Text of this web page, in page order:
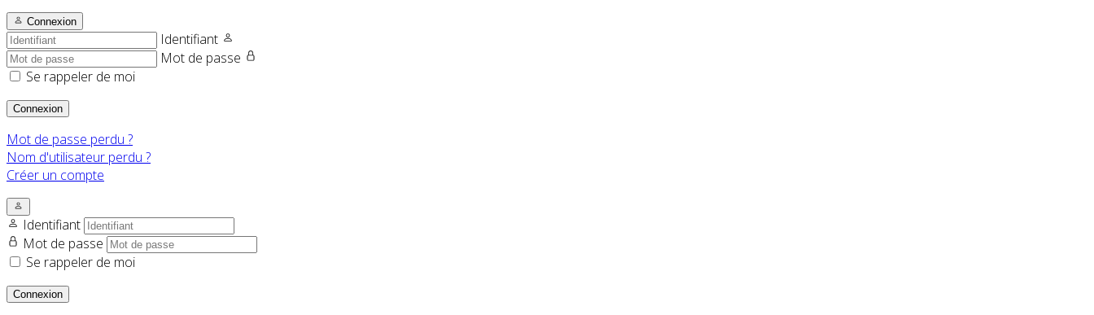
Connexion
Identifiant
Mot de passe
Se rappeler de moi
Connexion
Mot de passe perdu ?
Nom d'utilisateur perdu ?
Créer un compte
Identifiant
Mot de passe
Se rappeler de moi
Connexion